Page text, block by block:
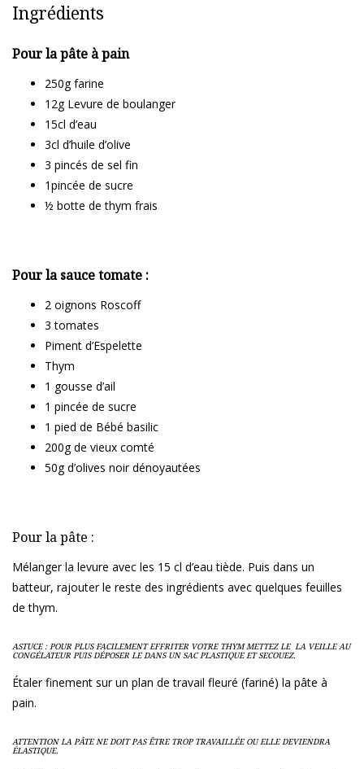
Ingrédients
Pour la pâte à pain
250g farine
12g Levure de boulanger
15cl d’eau
3cl d’huile d’olive
3 pincés de sel fin
1pincée de sucre
½ botte de thym frais
Pour la sauce tomate :
2 oignons Roscoff
3 tomates
Piment d’Espelette
Thym
1 gousse d’ail
1 pincée de sucre
1 pied de Bébé basilic
200g de vieux comté
50g d’olives noir dénoyautées
Pour la pâte :
Mélanger la levure avec les 15 cl d’eau tiède. Puis dans un
batteur, rajouter le reste des ingrédients avec quelques feuilles
de thym.
ASTUCE : POUR PLUS FACILEMENT EFFRITER VOTRE THYM METTEZ LE LA VEILLE AU
CONGÉLATEUR PUIS DÉPOSER LE DANS UN SAC PLASTIQUE ET SECOUEZ.
Étaler finement sur un plan de travail fleuré (fariné) la pâte à
pain.
ATTENTION LA PÂTE NE DOIT PAS ÊTRE TROP TRAVAILLÉE OU ELLE DEVIENDRA
ÉLASTIQUE.